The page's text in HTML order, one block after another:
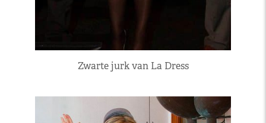
Zwarte jurk van La Dress